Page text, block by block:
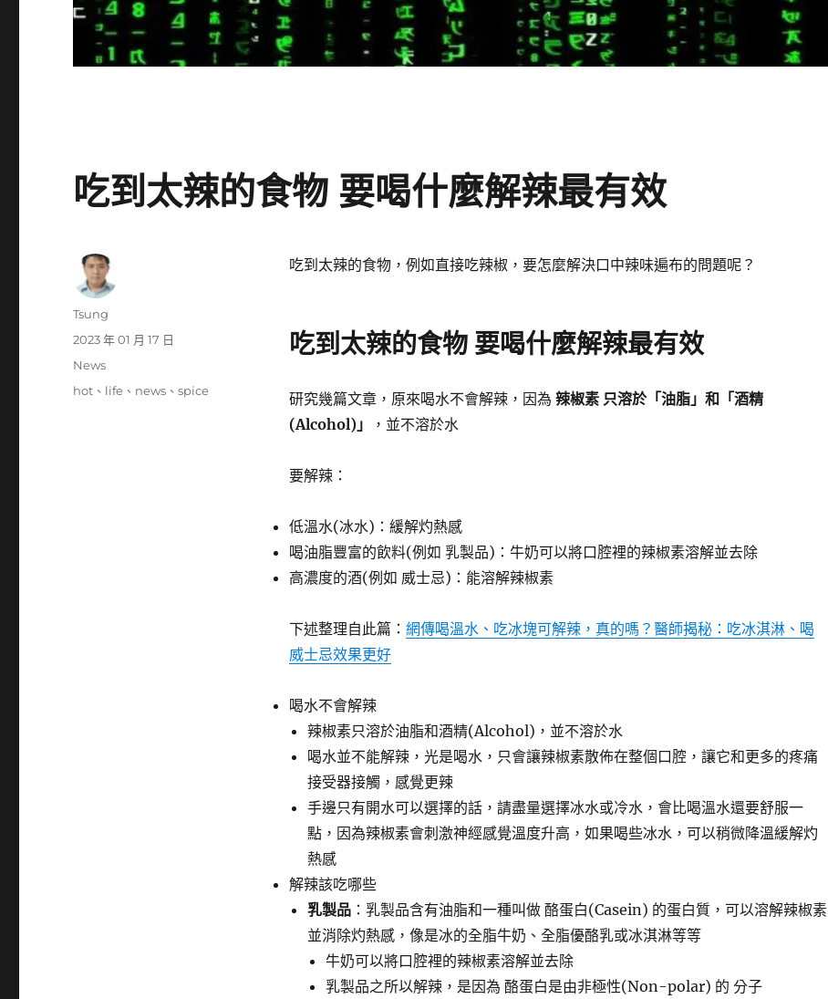
吃到太辣的食物 要喝什麼解辣最有效
吃到太辣的食物，例如直接吃辣椒，要怎麼解決口中辣味遍布的問題呢？
吃到太辣的食物 要喝什麼解辣最有效
研究幾篇文章，原來喝水不會解辣，因為 辣椒素 只溶於「油脂」和「酒精
(Alcohol)」
，並不溶於水
要解辣：
低溫水(冰水)：緩解灼熱感
喝油脂豐富的飲料(例如 乳製品)：牛奶可以將口腔裡的辣椒素溶解並去除
高濃度的酒(例如 威士忌)：能溶解辣椒素
下述整理自此篇： 網傳喝溫水、吃冰塊可解辣，真的嗎？醫師揭秘：吃冰淇淋、喝
威士忌效果更好
喝水不會解辣
辣椒素只溶於油脂和酒精(Alcohol)，並不溶於水
喝水並不能解辣，光是喝水，只會讓辣椒素散佈在整個口腔，讓它和更多的疼痛
接受器接觸，感覺更辣
手邊只有開水可以選擇的話，請盡量選擇冰水或冷水，會比喝溫水還要舒服一
點，因為辣椒素會刺激神經感覺溫度升高，如果喝些冰水，可以稍微降溫緩解灼
熱感
解辣該吃哪些
乳製品：乳製品含有油脂和一種叫做 酪蛋白(Casein) 的蛋白質，可以溶解辣椒素
並消除灼熱感，像是冰的全脂牛奶、全脂優酪乳或冰淇淋等等
牛奶可以將口腔裡的辣椒素溶解並去除
乳製品之所以解辣，是因為 酪蛋白是由非極性(Non-polar) 的 分子
作
Tsung
發
期:
2023 年 01 月 17 日
分
類
News
標
hot 、 life 、 news 、spice